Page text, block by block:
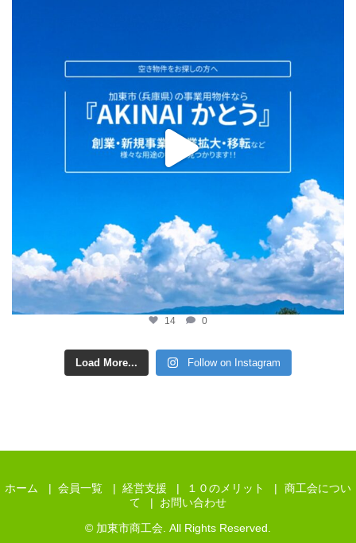
14 0
Load More... Follow on Instagram
ホーム 会員一覧 経営支援 １０のメリット
商工会につい
て
お問い合わせ
© 加東市商工会. All Rights Reserved.